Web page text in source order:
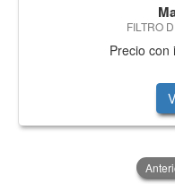
FILTRO
Precio con